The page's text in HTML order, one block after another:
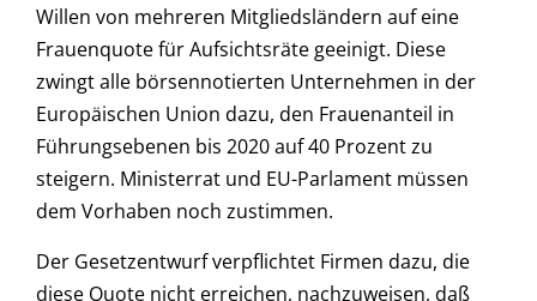
Willen von mehreren Mitgliedsländern auf eine
Frauenquote für Aufsichtsräte geeinigt. Diese
zwingt alle börsennotierten Unternehmen in der
Europäischen Union dazu, den Frauenanteil in
Führungsebenen bis 2020 auf 40 Prozent zu
steigern. Ministerrat und EU-Parlament müssen
dem Vorhaben noch zustimmen.
Der Gesetzentwurf verpflichtet Firmen dazu, die
diese Quote nicht erreichen, nachzuweisen, daß